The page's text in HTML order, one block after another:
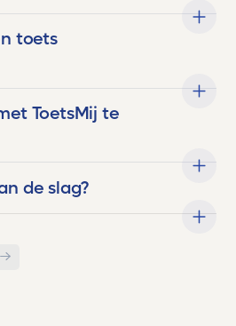
toets
ToetsMij te
de slag?